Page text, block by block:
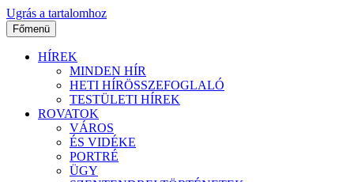
Ugrás a tartalomhoz
Főmenü
HÍREK
MINDEN HÍR
HETI HÍRÖSSZEFOGLALÓ
TESTÜLETI HÍREK
ROVATOK
VÁROS
ÉS VIDÉKE
PORTRÉ
ÜGY